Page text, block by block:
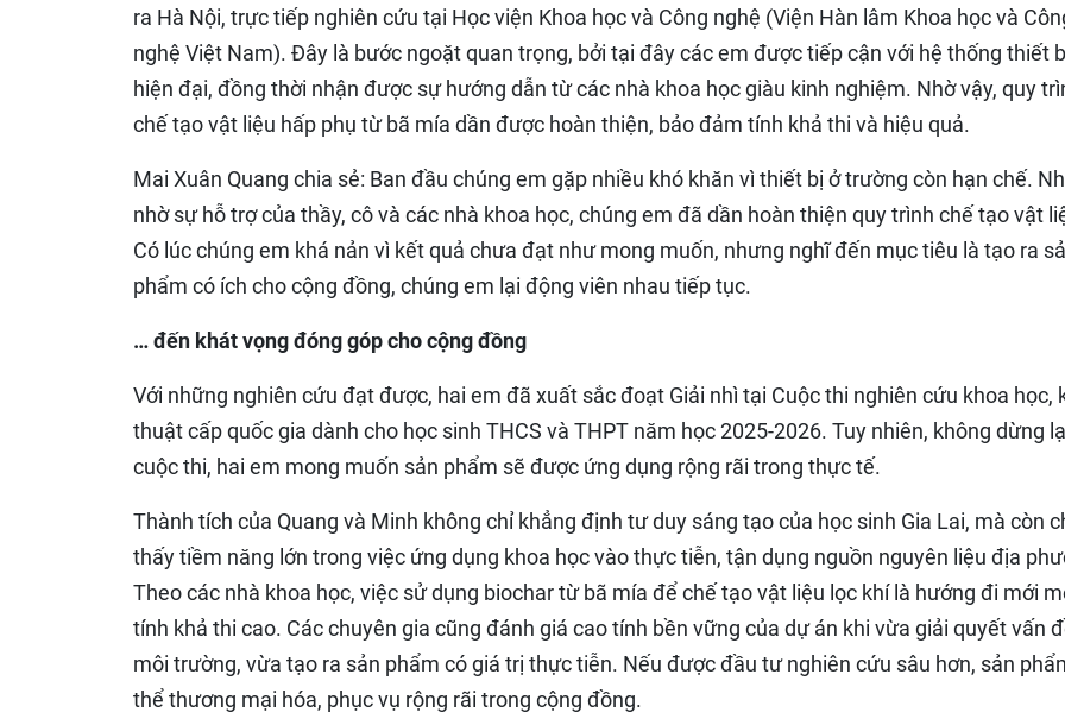
ra Hà Nội, trực tiếp nghiên cứu tại Học viện Khoa học và Công nghệ (Viện Hàn lâm Khoa học và
nghệ Việt Nam). Đây là bước ngoặt quan trọng, bởi tại đây các em được tiếp cận với hệ thống thiết
hiện đại, đồng thời nhận được sự hướng dẫn từ các nhà khoa học giàu kinh nghiệm. Nhờ vậy, quy
chế tạo vật liệu hấp phụ từ bã mía dần được hoàn thiện, bảo đảm tính khả thi và hiệu quả.
Mai Xuân Quang chia sẻ: Ban đầu chúng em gặp nhiều khó khăn vì thiết bị ở trường còn hạn chế.
nhờ sự hỗ trợ của thầy, cô và các nhà khoa học, chúng em đã dần hoàn thiện quy trình chế tạo vật
Có lúc chúng em khá nản vì kết quả chưa đạt như mong muốn, nhưng nghĩ đến mục tiêu là tạo ra
phẩm có ích cho cộng đồng, chúng em lại động viên nhau tiếp tục.
… đến khát vọng đóng góp cho cộng đồng
Với những nghiên cứu đạt được, hai em đã xuất sắc đoạt Giải nhì tại Cuộc thi nghiên cứu khoa học,
thuật cấp quốc gia dành cho học sinh THCS và THPT năm học 2025-2026. Tuy nhiên, không dừng
cuộc thi, hai em mong muốn sản phẩm sẽ được ứng dụng rộng rãi trong thực tế.
Thành tích của Quang và Minh không chỉ khẳng định tư duy sáng tạo của học sinh Gia Lai, mà còn
thấy tiềm năng lớn trong việc ứng dụng khoa học vào thực tiễn, tận dụng nguồn nguyên liệu địa
Theo các nhà khoa học, việc sử dụng biochar từ bã mía để chế tạo vật liệu lọc khí là hướng đi mới
tính khả thi cao. Các chuyên gia cũng đánh giá cao tính bền vững của dự án khi vừa giải quyết vấn
môi trường, vừa tạo ra sản phẩm có giá trị thực tiễn. Nếu được đầu tư nghiên cứu sâu hơn, sản
thể thương mại hóa, phục vụ rộng rãi trong cộng đồng.